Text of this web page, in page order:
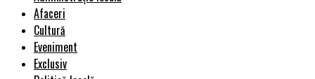
Afaceri
Cultură
Eveniment
Exclusiv